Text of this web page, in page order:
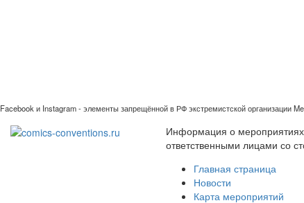
Facebook и Instagram - элементы запрещённой в РФ экстремистской организации
Информация о мероприятиях
ответственными лицами со
Главная страница
Новости
Карта мероприятий